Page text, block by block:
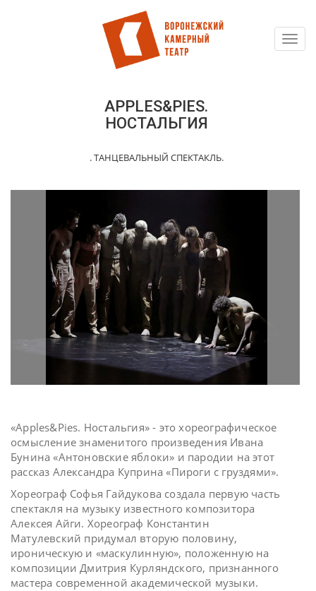
APPLES&PIES.
НОСТАЛЬГИЯ
. ТАНЦЕВАЛЬНЫЙ СПЕКТАКЛЬ.
«Apples&Pies. Ностальгия» - это хореографическое
осмысление знаменитого произведения Ивана
Бунина «Антоновские яблоки» и пародии на этот
рассказ Александра Куприна «Пироги с груздями».
Хореограф Софья Гайдукова создала первую часть
спектакля на музыку известного композитора
Алексея Айги. Хореограф Константин
Матулевский придумал вторую половину,
ироническую и «маскулинную», положенную на
композиции Дмитрия Курляндского, признанного
мастера современной академической музыки.